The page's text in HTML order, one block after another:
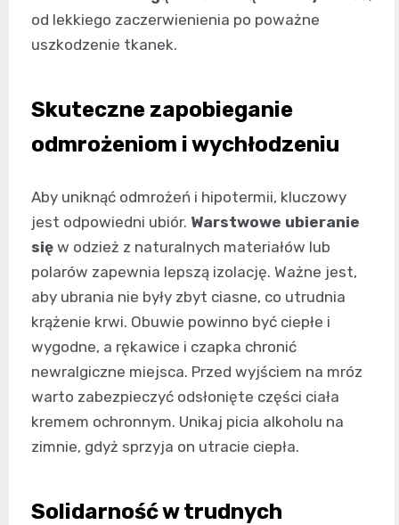
od lekkiego zaczerwienienia po poważne
uszkodzenie tkanek.
Skuteczne zapobieganie
odmrożeniom i wychłodzeniu
Aby uniknąć odmrożeń i hipotermii, kluczowy
jest odpowiedni ubiór. Warstwowe ubieranie
się w odzież z naturalnych materiałów lub
polarów zapewnia lepszą izolację. Ważne jest,
aby ubrania nie były zbyt ciasne, co utrudnia
krążenie krwi. Obuwie powinno być ciepłe i
wygodne, a rękawice i czapka chronić
newralgiczne miejsca. Przed wyjściem na mróz
warto zabezpieczyć odsłonięte części ciała
kremem ochronnym. Unikaj picia alkoholu na
zimnie, gdyż sprzyja on utracie ciepła.
Solidarność w trudnych